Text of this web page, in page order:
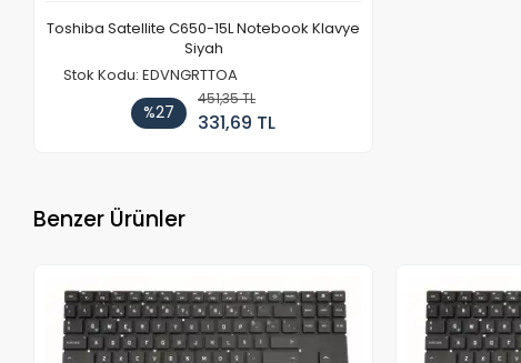
Toshiba Satellite C650-15L Notebook Klavye
Siyah
Stok Kodu: EDVNGRTTOA
%27
451,35 TL
331,69 TL
Benzer Ürünler